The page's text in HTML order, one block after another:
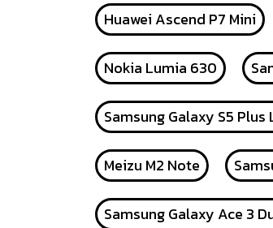
Huawei Ascend P7 Mini
Nokia Lumia 630
Samsung Galaxy S5 Plus
Meizu M2 Note
Samsung Galaxy Ace 3